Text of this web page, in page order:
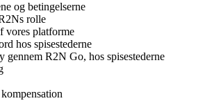
og betingelserne
rolle
vores platforme
hos spisestederne
gennem R2N Go, hos spisestederne